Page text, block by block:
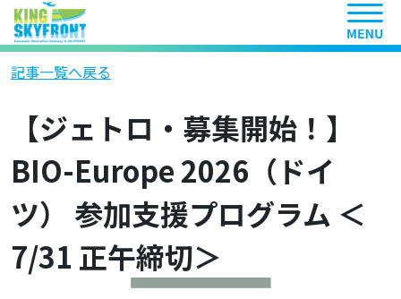
ヘッ
記事一覧へ戻る
【ジェトロ・募集開始！】
BIO-Europe 2026（ドイ
ツ） 参加支援プログラム ＜
7/31 正午締切＞